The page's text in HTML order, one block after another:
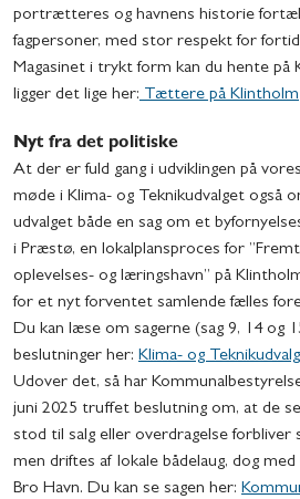
portrætteres og havnens historie
fagpersoner, med stor respekt for
Magasinet i trykt form kan du hente på
ligger det lige her: Tættere på Klintholm
Nyt fra det politiske
At der er fuld gang i udviklingen på
møde i Klima- og Teknikudvalget også
udvalget både en sag om et
i Præstø, en lokalplansproces for
oplevelses- og læringshavn” på
for et nyt forventet samlende fælles
Du kan læse om sagerne (sag 9, 14 og
beslutninger her: Klima- og
Udover det, så har
juni 2025 truffet beslutning om, at de
stod til salg eller overdragelse forbliver
men driftes af lokale bådelaug, dog med
Bro Havn. Du kan se sagen her: